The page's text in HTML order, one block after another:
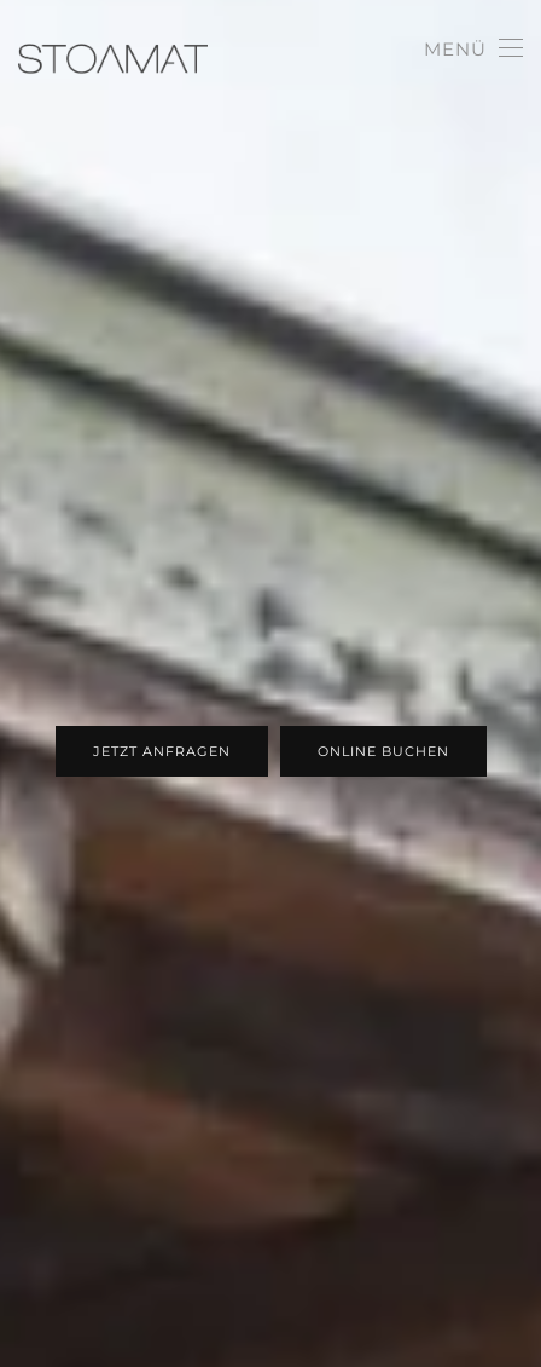
Zum Hauptinhalt springen
MENÜ
JETZT ANFRAGEN ONLINE BUCHEN